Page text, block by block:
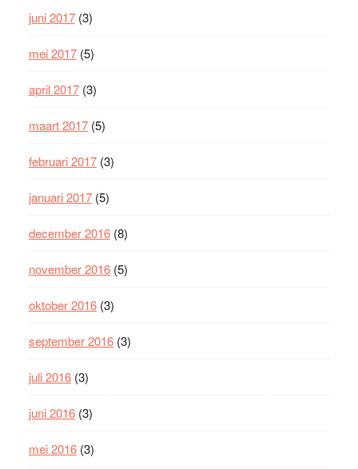
juni 2017(3)
mei 2017(5)
april 2017(3)
maart 2017(5)
februari 2017(3)
januari 2017(5)
december 2016(8)
november 2016(5)
oktober 2016(3)
september 2016(3)
juli 2016(3)
juni 2016(3)
mei 2016(3)